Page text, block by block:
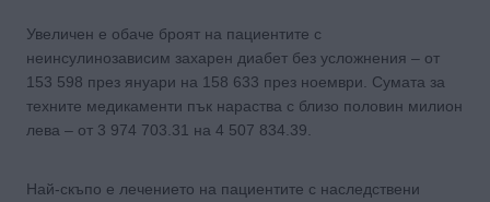
Увеличен е обаче броят на пациентите с
неинсулинозависим захарен диабет без усложнения – от
153 598 през януари на 158 633 през ноември. Сумата за
техните медикаменти пък нараства с близо половин милион
лева – от 3 974 703.31 на 4 507 834.39.
Най-скъпо е лечението на пациентите с наследствени